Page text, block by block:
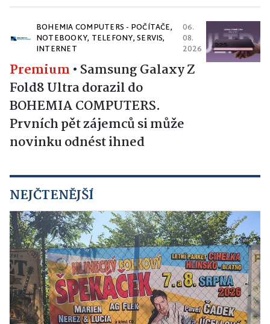
BOHEMIA COMPUTERS - POČÍTAČE,
NOTEBOOKY, TELEFONY, SERVIS,
INTERNET
06.
08.
2026
Premium • Samsung Galaxy Z
Fold8 Ultra dorazil do
BOHEMIA COMPUTERS.
Prvních pět zájemců si může
novinku odnést ihned
NEJČTENĚJŠÍ